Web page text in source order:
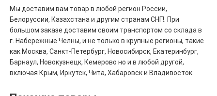
Мы доставим вам товар в любой регион России,
Белоруссии, Казахстана и другим странам СНГ!. При
большом заказе доставим своим транспортом со склада в
г. Набережные Челны, и не только в крупные регионы, такие
как Москва, Санкт-Петербург, Новосибирск, Екатеринбург,
Барнаул, Новокузнецк, Кемерово но и в любой другой,
включая Крым, Иркутск, Чита, Хабаровск и Владивосток.